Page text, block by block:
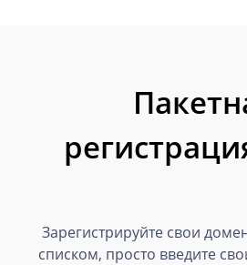
Зарегистрируйте свои
списком, просто введите